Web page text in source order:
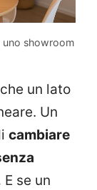
uno showroom
un lato
Un
cambiare
E se un